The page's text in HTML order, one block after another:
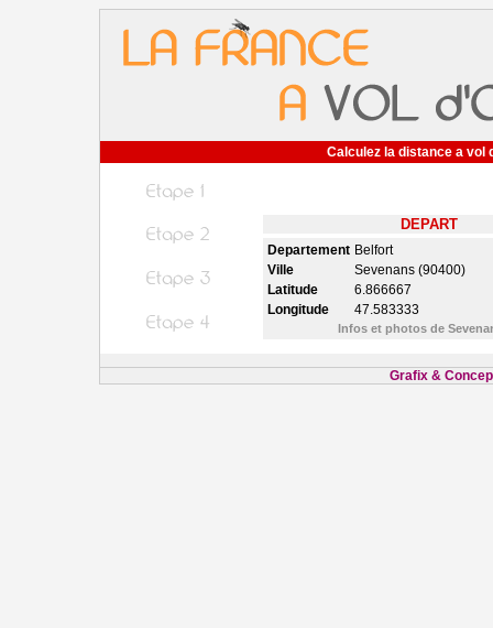
Calculez la distance a vol
DEPART
Departement Belfort
Ville
Sevenans (90400)
Latitude
6.866667
Longitude
47.583333
Infos et photos de
Grafix &